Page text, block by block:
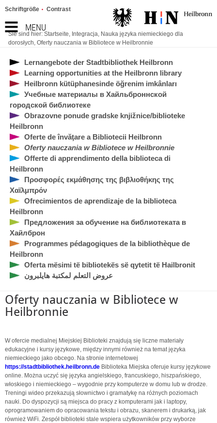
MENU
Schriftgröße Contrast
Sie sind hier: Startseite, Integracja, Nauka języka niemieckiego dla
dorosłych, Oferty nauczania w Bibliotece w Heilbronnie
Lernangebote der Stadtbibliothek Heilbronn
Learning opportunities at the Heilbronn library
Heilbronn kütüphanesinde öğrenim imkânları
Учебные материалы в Хайльброннской
городской библиотеке
Obrazovne ponude gradske knjižnice/biblioteke
Heilbronn
Oferte de învăţare a Bibliotecii Heilbronn
Oferty nauczania w Bibliotece w Heilbronnie
Offerte di apprendimento della biblioteca di
Heilbronn
Προσφορές εκμάθησης της βιβλιοθήκης της
Χαϊλμπρόν
Ofrecimientos de aprendizaje de la biblioteca
Heilbronn
Предложения за обучение на библиотеката в
Хайлброн
Programmes pédagogiques de la bibliothèque de
Heilbronn
Oferta mësimi të bibliotekës së qytetit të Hailbronit
عروض التعلم لمكتبة هايلبرون
Oferty nauczania w Bibliotece w
Heilbronnie
W ofercie medialnej Miejskiej Biblioteki znajdują się liczne materiały
edukacyjne i kursy językowe, między innymi również na temat języka
niemieckiego jako obcego. Na stronie internetowej
https://stadtbibliothek.heilbronn.de Biblioteka Miejska oferuje kursy językowe
online. Można uczyć się języka angielskiego, francuskiego, hiszpańskiego,
włoskiego i niemieckiego – wygodnie przy komputerze w domu lub w drodze.
Treningi wideo przekazują słownictwo i gramatykę na różnych poziomach
nauki. Do dyspozycji są miejsca do pracy z komputerami jak i laptopy,
oprogramowaniem do opracowania tekstu i obrazu, skanerem i drukarką, jak
również WiFi. Zespół biblioteki stale wspiera użytkowników przy wyborze